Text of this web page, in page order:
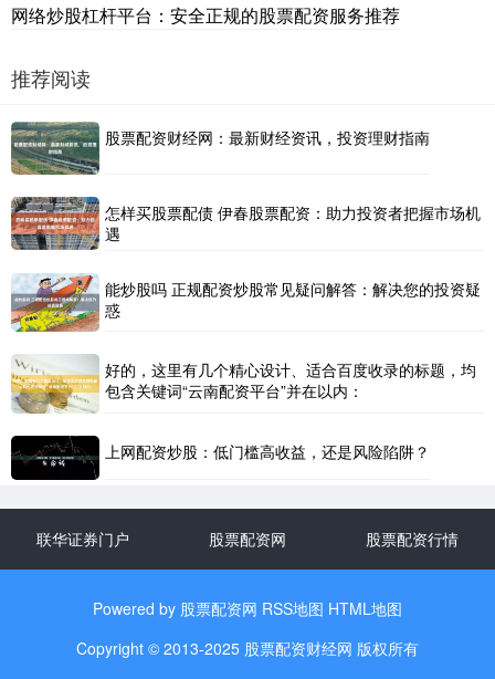
网络炒股杠杆平台：安全正规的股票配资服务推荐
推荐阅读
股票配资财经网：最新财经资讯，投资理财指南
怎样买股票配债 伊春股票配资：助力投资者把握市场机
遇
能炒股吗 正规配资炒股常见疑问解答：解决您的投资疑
惑
好的，这里有几个精心设计、适合百度收录的标题，均
包含关键词“云南配资平台”并在以内：
上网配资炒股：低门槛高收益，还是风险陷阱？
联华证券门户 股票配资网 股票配资行情
Powered by 股票配资网 RSS地图 HTML地图
Copyright © 2013-2025 股票配资财经网 版权所有